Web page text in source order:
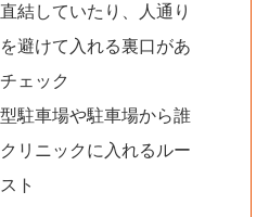
結していたり、人通り
避けて入れる裏口があ
ェック
駐車場や駐車場から誰
リニックに入れるルー
ト